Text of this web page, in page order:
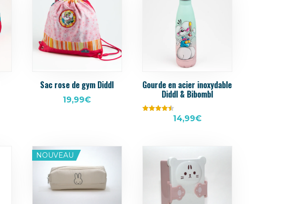
Sac rose de gym Diddl
19,99€
Gourde en acier inoxydable
Diddl & Bibombl
14,99€
NOUVEAU